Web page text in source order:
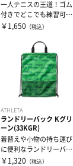
一人テニスの王道！ゴム
付きでどこでも練習可能
です。
￥1,650 （税込）
ATHLETA
ランドリーバック Kグリ
ーン(33KGR)
着替えや小物の持ち運び
に便利なランドリーバッ
グです
￥1,320 （税込）